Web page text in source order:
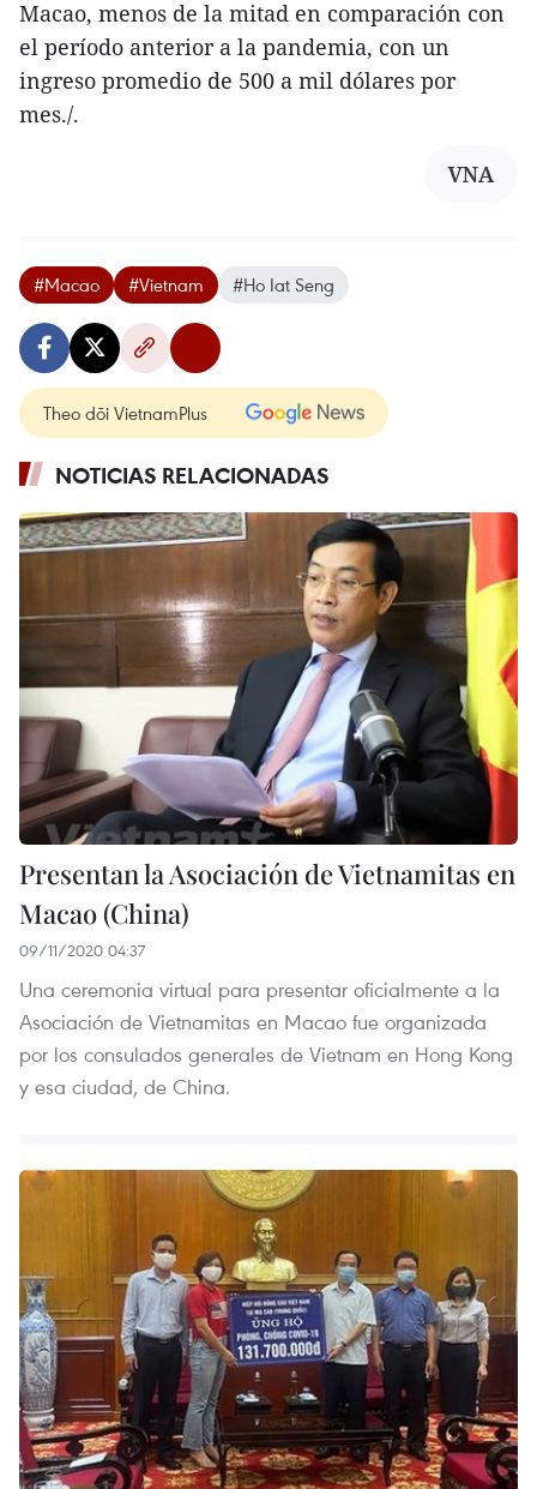
Macao, menos de la mitad en comparación con
el período anterior a la pandemia, con un
ingreso promedio de 500 a mil dólares por
mes./.
VNA
#Macao #Vietnam #Ho Iat Seng
Theo dõi VietnamPlus
NOTICIAS RELACIONADAS
Presentan la Asociación de Vietnamitas en
Macao (China)
09/11/2020 04:37
Una ceremonia virtual para presentar oficialmente a la
Asociación de Vietnamitas en Macao fue organizada
por los consulados generales de Vietnam en Hong Kong
y esa ciudad, de China.